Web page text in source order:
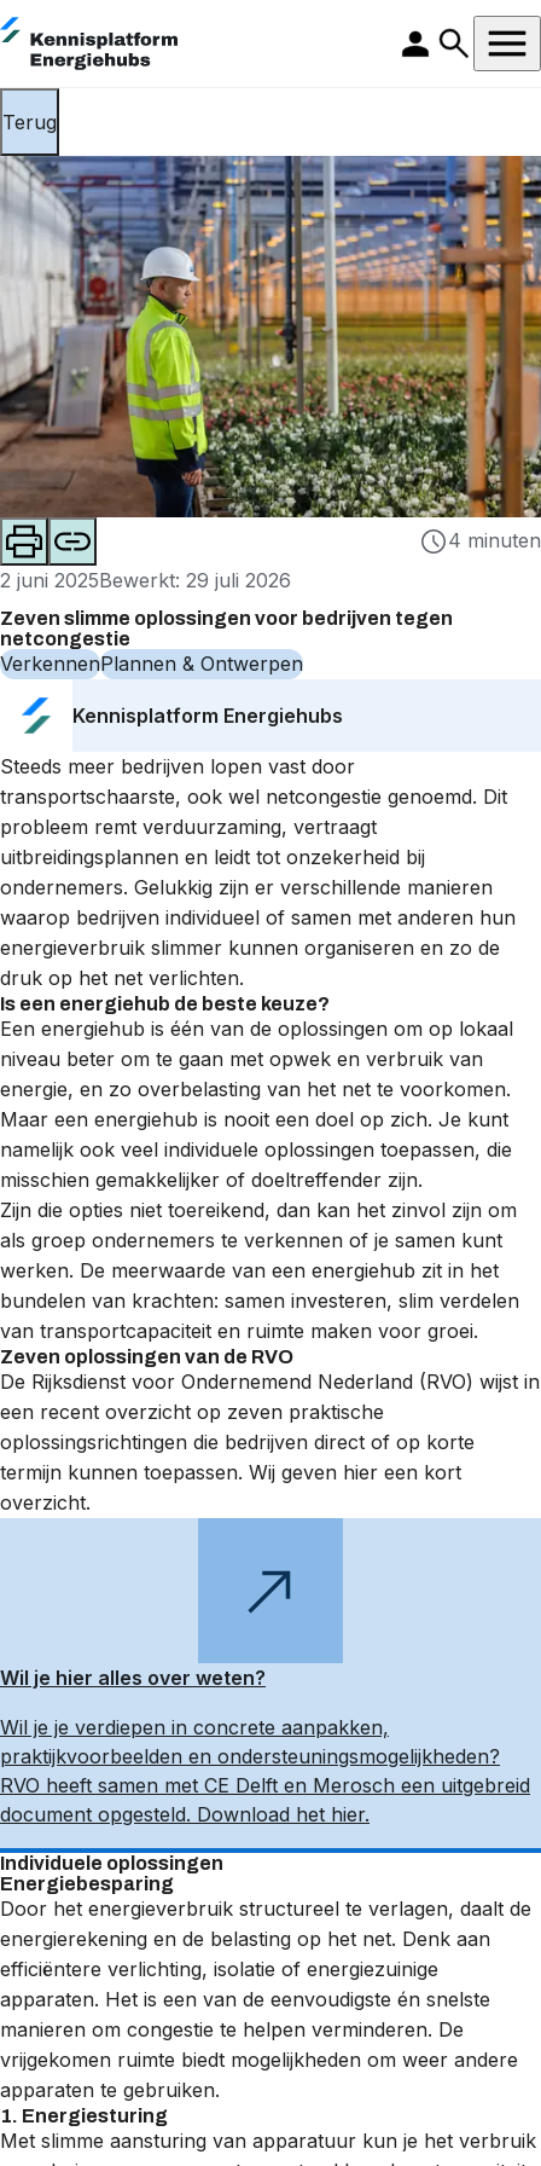
Terug
4 minuten
2 juni 2025Bewerkt: 29 juli 2026
Zeven slimme oplossingen voor bedrijven tegen
netcongestie
VerkennenPlannen & Ontwerpen
Kennisplatform Energiehubs
Steeds meer bedrijven lopen vast door
transportschaarste, ook wel netcongestie genoemd. Dit
probleem remt verduurzaming, vertraagt
uitbreidingsplannen en leidt tot onzekerheid bij
ondernemers. Gelukkig zijn er verschillende manieren
waarop bedrijven individueel of samen met anderen hun
energieverbruik slimmer kunnen organiseren en zo de
druk op het net verlichten.
Is een energiehub de beste keuze?
Een energiehub is één van de oplossingen om op lokaal
niveau beter om te gaan met opwek en verbruik van
energie, en zo overbelasting van het net te voorkomen.
Maar een energiehub is nooit een doel op zich. Je kunt
namelijk ook veel individuele oplossingen toepassen, die
misschien gemakkelijker of doeltreffender zijn.
Zijn die opties niet toereikend, dan kan het zinvol zijn om
als groep ondernemers te verkennen of je samen kunt
werken. De meerwaarde van een energiehub zit in het
bundelen van krachten: samen investeren, slim verdelen
van transportcapaciteit en ruimte maken voor groei.
Zeven oplossingen van de RVO
De Rijksdienst voor Ondernemend Nederland (RVO) wijst in
een recent overzicht op zeven praktische
oplossingsrichtingen die bedrijven direct of op korte
termijn kunnen toepassen. Wij geven hier een kort
overzicht.
Wil je hier alles over weten?
Wil je je verdiepen in concrete aanpakken,
praktijkvoorbeelden en ondersteuningsmogelijkheden?
RVO heeft samen met CE Delft en Merosch een uitgebreid
document opgesteld. Download het hier.
Individuele oplossingen
Energiebesparing
Door het energieverbruik structureel te verlagen, daalt de
energierekening en de belasting op het net. Denk aan
efficiëntere verlichting, isolatie of energiezuinige
apparaten. Het is een van de eenvoudigste én snelste
manieren om congestie te helpen verminderen. De
vrijgekomen ruimte biedt mogelijkheden om weer andere
apparaten te gebruiken.
1. Energiesturing
Met slimme aansturing van apparatuur kun je het verbruik